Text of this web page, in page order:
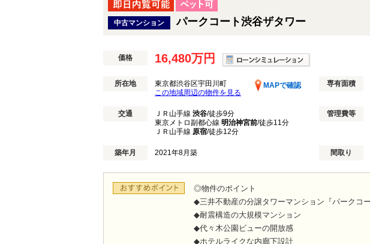
中古マンション パークコート渋谷ザタワー
価格 16,480万円
所在地 東京都渋谷区宇田川町
MAPで確認
この地域周辺の物件を見る
専有面積
交通 ＪＲ山手線 渋谷/徒歩9分
東京メトロ副都心線 明治神宮前/徒歩11分
ＪＲ山手線 原宿/徒歩12分
管理費等
築年月 2021年8月築 間取り
◎物件のポイント
◆三井不動産の分譲タワーマンション『パークコ
◆耐震構造の大規模マンション
◆代々木公園ビューの開放感
◆ホテルライクな内廊下設計